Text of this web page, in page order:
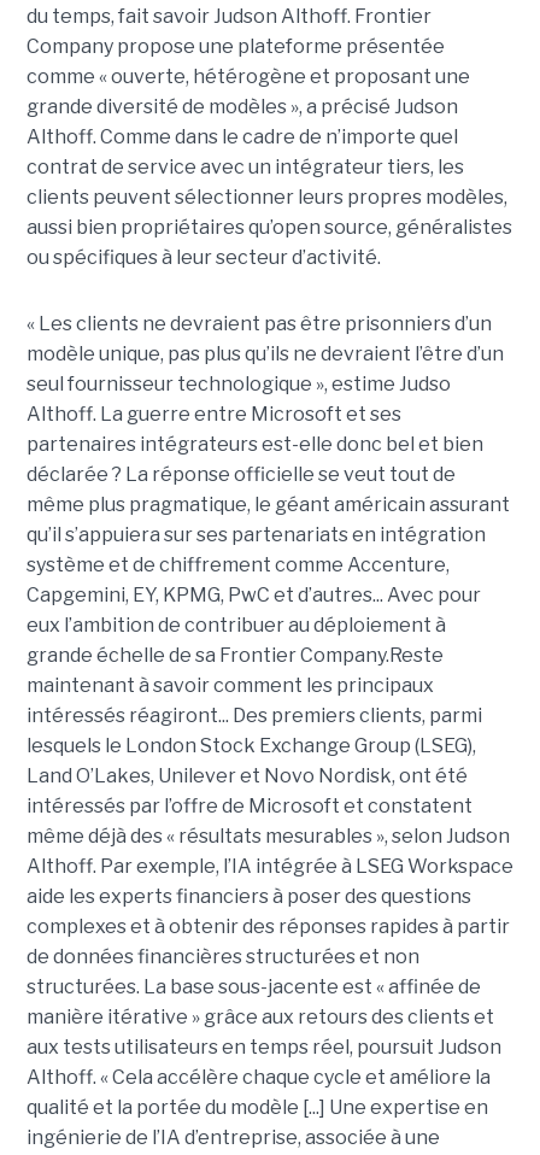
du temps, fait savoir Judson Althoff. Frontier
Company propose une plateforme présentée
comme « ouverte, hétérogène et proposant une
grande diversité de modèles », a précisé Judson
Althoff. Comme dans le cadre de n’importe quel
contrat de service avec un intégrateur tiers, les
clients peuvent sélectionner leurs propres modèles,
aussi bien propriétaires qu’open source, généralistes
ou spécifiques à leur secteur d’activité.
« Les clients ne devraient pas être prisonniers d’un
modèle unique, pas plus qu’ils ne devraient l’être d’un
seul fournisseur technologique », estime Judso
Althoff. La guerre entre Microsoft et ses
partenaires intégrateurs est-elle donc bel et bien
déclarée ? La réponse officielle se veut tout de
même plus pragmatique, le géant américain assurant
qu’il s’appuiera sur ses partenariats en intégration
système et de chiffrement comme Accenture,
Capgemini, EY, KPMG, PwC et d’autres... Avec pour
eux l’ambition de contribuer au déploiement à
grande échelle de sa Frontier Company.Reste
maintenant à savoir comment les principaux
intéressés réagiront... Des premiers clients, parmi
lesquels le London Stock Exchange Group (LSEG),
Land O’Lakes, Unilever et Novo Nordisk, ont été
intéressés par l’offre de Microsoft et constatent
même déjà des « résultats mesurables », selon Judson
Althoff. Par exemple, l’IA intégrée à LSEG Workspace
aide les experts financiers à poser des questions
complexes et à obtenir des réponses rapides à partir
de données financières structurées et non
structurées. La base sous-jacente est « affinée de
manière itérative » grâce aux retours des clients et
aux tests utilisateurs en temps réel, poursuit Judson
Althoff. « Cela accélère chaque cycle et améliore la
qualité et la portée du modèle [...] Une expertise en
ingénierie de l’IA d’entreprise, associée à une